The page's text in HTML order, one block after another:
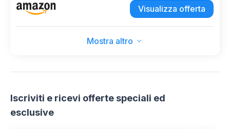
Visualizza offerta
Mostra altro
Iscriviti e ricevi offerte speciali ed
esclusive